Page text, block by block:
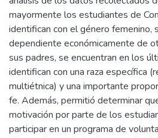
mayormente los estudiantes de
identifican con el género femenino,
dependiente económicamente de
sus padres, se encuentran en los
identifican con una raza específica
multiétnica) y una importante
fe. Además, permitió determinar
motivación por parte de los
participar en un programa de